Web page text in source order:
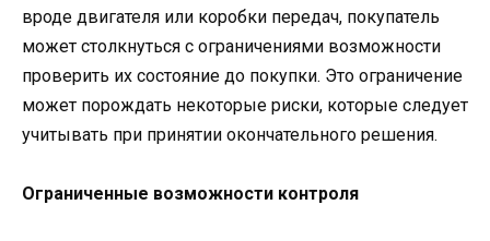
вроде двигателя или коробки передач, покупатель
может столкнуться с ограничениями возможности
проверить их состояние до покупки. Это ограничение
может порождать некоторые риски, которые следует
учитывать при принятии окончательного решения.
Ограниченные возможности контроля